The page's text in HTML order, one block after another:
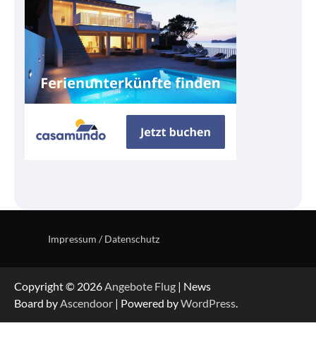
Impressum / Datenschutz
Copyright © 2026Angebote Flug | News
Board byAscendoor | Powered byWordPress.